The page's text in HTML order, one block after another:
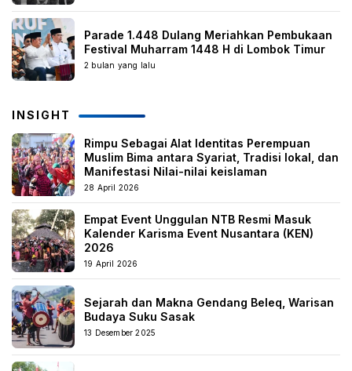
Parade 1.448 Dulang Meriahkan Pembukaan
Festival Muharram 1448 H di Lombok Timur
2 bulan yang lalu
INSIGHT
Rimpu Sebagai Alat Identitas Perempuan
Muslim Bima antara Syariat, Tradisi lokal, dan
Manifestasi Nilai-nilai keislaman
28 April 2026
Empat Event Unggulan NTB Resmi Masuk
Kalender Karisma Event Nusantara (KEN)
2026
19 April 2026
Sejarah dan Makna Gendang Beleq, Warisan
Budaya Suku Sasak
13 Desember 2025